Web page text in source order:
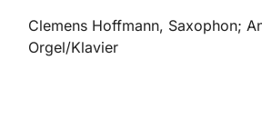
Clemens Hoffmann, Saxophon;
Orgel/Klavier